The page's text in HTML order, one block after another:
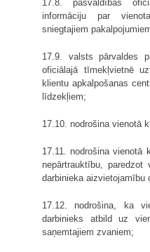
17.8. pašvaldības
informāciju par
sniegtajiem
17.9. valsts pārvaldes
oficiālajā tīmekļvietnē
klientu apkalpošanas
līdzekļiem;
17.10. nodrošina vienotā
17.11. nodrošina vienotā
nepārtrauktību, paredzot
darbinieka aizvietojamību
17.12. nodrošina, ka
darbinieks atbild uz
saņemtajiem zvaniem;